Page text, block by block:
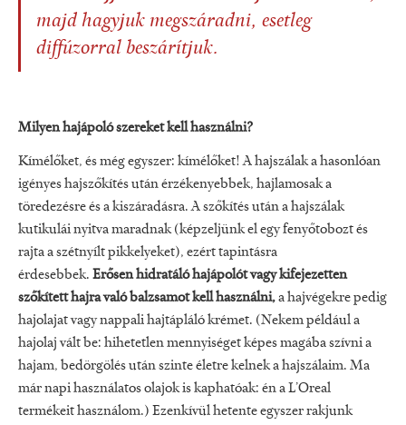
majd hagyjuk megszáradni, esetleg
diffúzorral beszárítjuk.
Milyen hajápoló szereket kell használni?
Kímélőket, és még egyszer: kímélőket! A hajszálak a hasonlóan
igényes hajszőkítés után érzékenyebbek, hajlamosak a
töredezésre és a kiszáradásra. A szőkítés után a hajszálak
kutikulái nyitva maradnak (képzeljünk el egy fenyőtobozt és
rajta a szétnyílt pikkelyeket), ezért tapintásra
érdesebbek. Erősen hidratáló hajápolót vagy kifejezetten
szőkített hajra való balzsamot kell használni,a hajvégekre pedig
hajolajat vagy nappali hajtápláló krémet. (Nekem például a
hajolaj vált be: hihetetlen mennyiséget képes magába szívni a
hajam, bedörgölés után szinte életre kelnek a hajszálaim. Ma
már napi használatos olajok is kaphatóak: én a L’Oreal
termékeit használom.) Ezenkívül hetente egyszer rakjunk